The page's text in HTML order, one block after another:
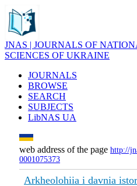
JNAS | JOURNALS OF
SCIENCES OF UKRAINE
JOURNALS
BROWSE
SEARCH
SUBJECTS
LibNAS UA
web address of the page http://
0001075373
Arkheolohiia i davnia